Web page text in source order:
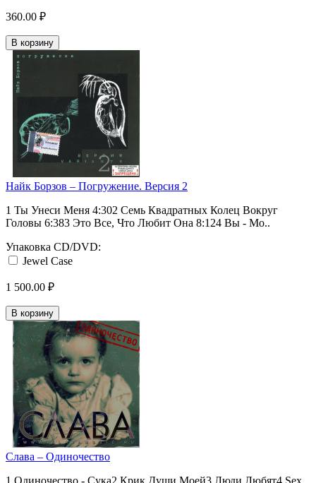
360.00 ₽
В корзину
Найк Борзов ‎– Погружение. Версия 2
1 Ты Унеси Меня 4:302 Семь Квадратных Колец Вокруг
Головы 6:383 Это Все, Что Любит Она 8:124 Вы - Мо..
Упаковка CD/DVD:
Jewel Case
1 500.00 ₽
В корзину
Слава ‎– Одиночество
1 Одиночество - Сука2 Крик Души Моей3 Люди Любят4 Sex